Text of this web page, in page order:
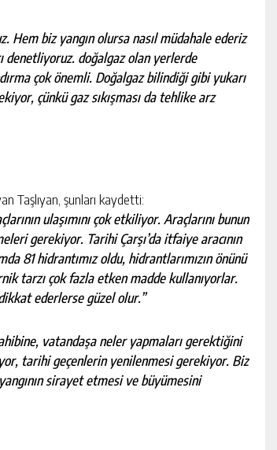
biz yangın olursa nasıl müdahale ederiz
denetliyoruz. doğalgaz olan yerlerde
çok önemli. Doğalgaz bilindiği gibi yukarı
çünkü gaz sıkışması da tehlike arz
Taşlıyan, şunları kaydetti:
ulaşımını çok etkiliyor. Araçlarını bunun
gerekiyor. Tarihi Çarşı’da itfaiye aracının
81 hidrantımız oldu, hidrantlarımızın önünü
tarzı çok fazla etken madde kullanıyorlar.
ederlerse güzel olur.”
vatandaşa neler yapmaları gerektiğini
tarihi geçenlerin yenilenmesi gerekiyor. Biz
sirayet etmesi ve büyümesini